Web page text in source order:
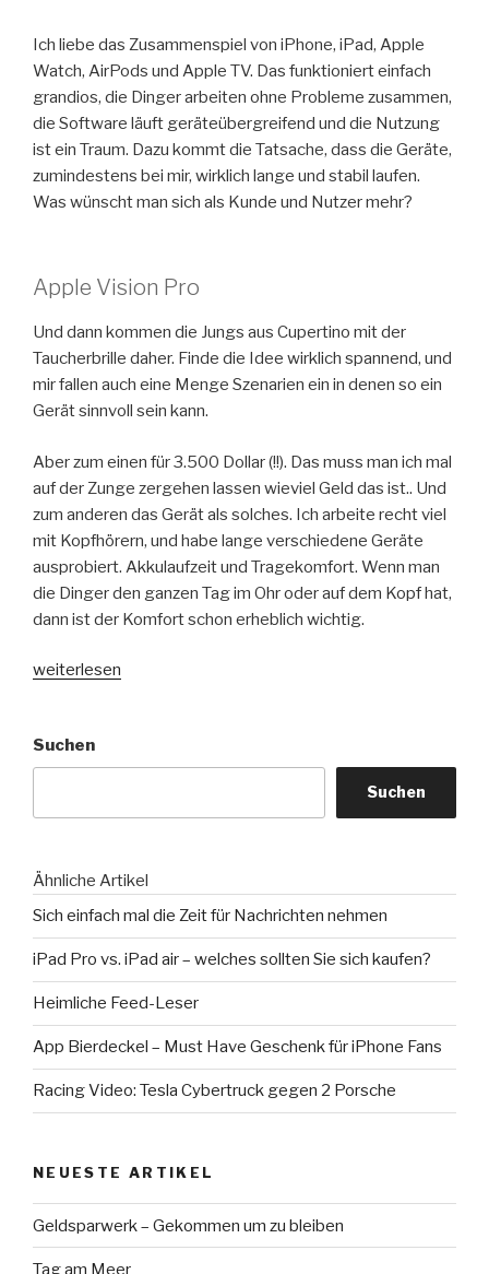
Ich liebe das Zusammenspiel von iPhone, iPad, Apple
Watch, AirPods und Apple TV. Das funktioniert einfach
grandios, die Dinger arbeiten ohne Probleme zusammen,
die Software läuft geräteübergreifend und die Nutzung
ist ein Traum. Dazu kommt die Tatsache, dass die Geräte,
zumindestens bei mir, wirklich lange und stabil laufen.
Was wünscht man sich als Kunde und Nutzer mehr?
Apple Vision Pro
Und dann kommen die Jungs aus Cupertino mit der
Taucherbrille daher. Finde die Idee wirklich spannend, und
mir fallen auch eine Menge Szenarien ein in denen so ein
Gerät sinnvoll sein kann.
Aber zum einen für 3.500 Dollar (!!). Das muss man ich mal
auf der Zunge zergehen lassen wieviel Geld das ist.. Und
zum anderen das Gerät als solches. Ich arbeite recht viel
mit Kopfhörern, und habe lange verschiedene Geräte
ausprobiert. Akkulaufzeit und Tragekomfort. Wenn man
die Dinger den ganzen Tag im Ohr oder auf dem Kopf hat,
dann ist der Komfort schon erheblich wichtig.
„Apple
–
Spinnen
weiterlesen
Suchen
Suchen
Ähnliche Artikel
Sich einfach mal die Zeit für Nachrichten nehmen
iPad Pro vs. iPad air – welches sollten Sie sich kaufen?
Heimliche Feed-Leser
App Bierdeckel – Must Have Geschenk für iPhone Fans
Racing Video: Tesla Cybertruck gegen 2 Porsche
NEUESTE ARTIKEL
Geldsparwerk – Gekommen um zu bleiben
Tag am Meer